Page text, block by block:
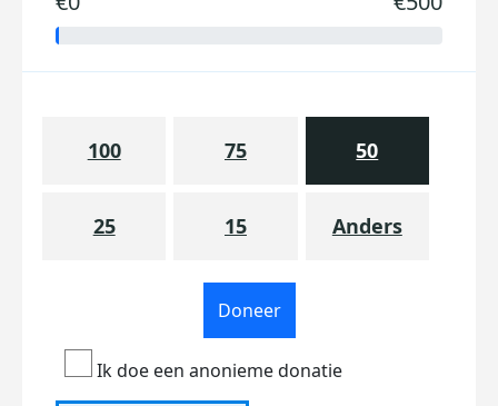
100 75 50
25 15 Anders
Doneer
Ik doe een anonieme donatie